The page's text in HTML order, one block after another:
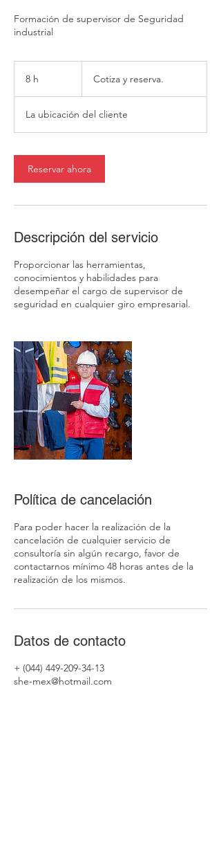
Formación de supervisor de Seguridad
industrial
8 h
reserva.
Cotiza y reserva.
La ubicación del cliente
Reservar ahora
Descripción del servicio
Proporcionar las herramientas,
conocimientos y habilidades para
desempeñar el cargo de supervisor de
seguridad en cualquier giro empresarial.
Política de cancelación
Para poder hacer la realización de la
cancelación de cualquier servicio de
consultoría sin algún recargo, favor de
contactarnos mínimo 48 horas antes de la
realización de los mismos.
Datos de contacto
+ (044) 449-209-34-13
she-mex@hotmail.com